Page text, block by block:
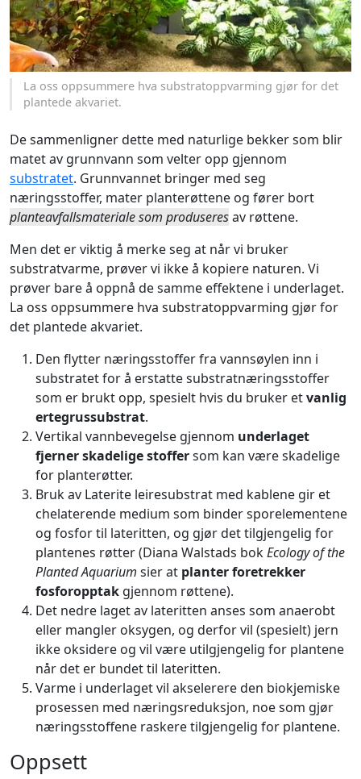
La oss oppsummere hva substratoppvarming gjør for det
plantede akvariet.
De sammenligner dette med naturlige bekker som blir
matet av grunnvann som velter opp gjennom
substratet. Grunnvannet bringer med seg
næringsstoffer, mater planterøttene og fører bort
planteavfallsmateriale som produseresav røttene.
Men det er viktig å merke seg at når vi bruker
substratvarme, prøver vi ikke å kopiere naturen. Vi
prøver bare å oppnå de samme effektene i underlaget.
La oss oppsummere hva substratoppvarming gjør for
det plantede akvariet.
Den flytter næringsstoffer fra vannsøylen inn i
substratet for å erstatte substratnæringsstoffer
som er brukt opp, spesielt hvis du bruker etvanlig
ertegrussubstrat.
Vertikal vannbevegelse gjennom underlaget
fjerner skadelige stoffersom kan være skadelige
for planterøtter.
Bruk av Laterite leiresubstrat med kablene gir et
chelaterende medium som binder sporelementene
og fosfor til lateritten, og gjør det tilgjengelig for
plantenes røtter (Diana Walstads bokEcology of the
Planted Aquarium sier at planter foretrekker
fosforopptak gjennom røttene).
Det nedre laget av lateritten anses som anaerobt
eller mangler oksygen, og derfor vil (spesielt) jern
ikke oksidere og vil være utilgjengelig for plantene
når det er bundet til lateritten.
Varme i underlaget vil akselerere den biokjemiske
prosessen med næringsreduksjon, noe som gjør
næringsstoffene raskere tilgjengelig for plantene.
Oppsett